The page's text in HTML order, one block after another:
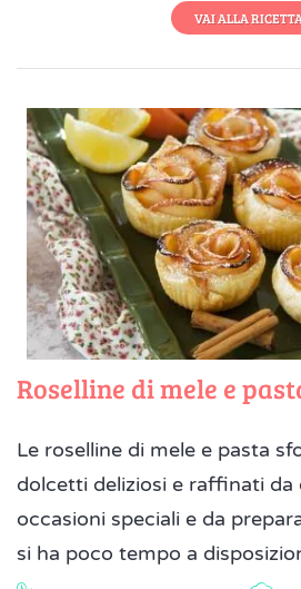
VAI ALLA
Roselline di mele e
Le roselline di mele e pasta
dolcetti deliziosi e raffinati da
occasioni speciali e da
si ha poco tempo a